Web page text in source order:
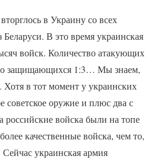
в Украину со всех
В это время украинская
войск. Количество атакующих
защищающихся 1:3… Мы знаем,
Хотя в тот момент у украинских
советское оружие и плюс два с
российские войска были на топе
качественные войска, чем то,
украинская армия